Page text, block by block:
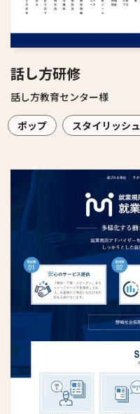
話し方研修
話し方教育センター様
ポップ スタイリッシュ